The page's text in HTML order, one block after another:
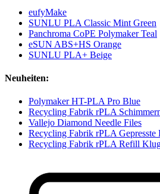
eufyMake
SUNLU PLA Classic Mint Green
Panchroma CoPE Polymaker Teal
eSUN ABS+HS Orange
SUNLU PLA+ Beige
Neuheiten:
Polymaker HT-PLA Pro Blue
Recycling Fabrik rPLA
Vallejo Diamond Needle Files
Recycling Fabrik rPLA
Recycling Fabrik rPLA Refill